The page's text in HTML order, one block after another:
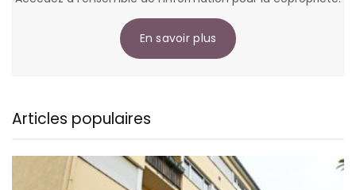
En savoir plus
Articles populaires